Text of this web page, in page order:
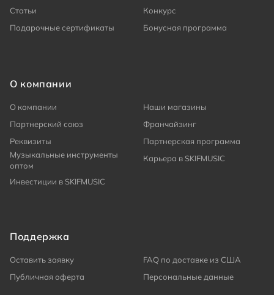
Статьи
Конкурс
Подарочные сертификаты
Бонусная программа
О компании
О компании
Наши магазины
Партнерский союз
Франчайзинг
Реквизиты
Партнерская программа
Музыкальные инструменты
оптом
Карьера в SKIFMUSIC
Инвестиции в SKIFMUSIC
Поддержка
Оставить заявку
FAQ по доставке из США
Публичная оферта
Персональные данные